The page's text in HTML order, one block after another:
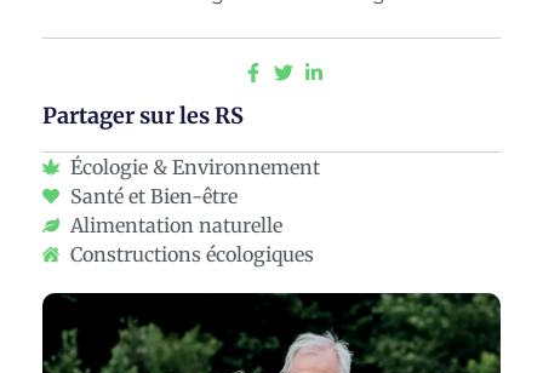
Partager sur les RS
Écologie & Environnement
Santé et Bien-être
Alimentation naturelle
Constructions écologiques